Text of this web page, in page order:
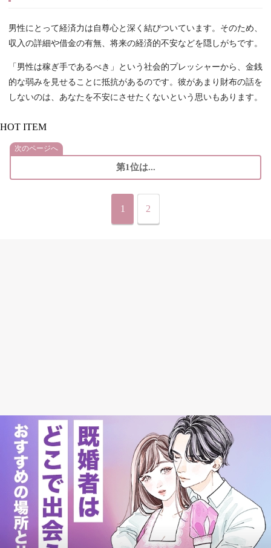
男性にとって経済力は自尊心と深く結びついています。そのため、
収入の詳細や借金の有無、将来の経済的不安などを隠しがちです。
「男性は稼ぎ手であるべき」という社会的プレッシャーから、金銭
的な弱みを見せることに抵抗があるのです。彼があまり財布の話を
しないのは、あなたを不安にさせたくないという思いもあります。
HOT ITEM
次のページへ
第1位は...
1 2